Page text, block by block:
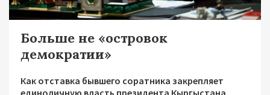
Больше не «островок
демократии»
Как отставка бывшего соратника закрепляет